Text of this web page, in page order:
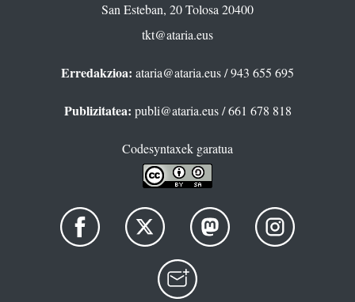
San Esteban, 20 Tolosa 20400
tkt@ataria.eus
Erredakzioa: ataria@ataria.eus/ 943 655 695
Publizitatea: publi@ataria.eus/ 661 678 818
Codesyntaxek garatua